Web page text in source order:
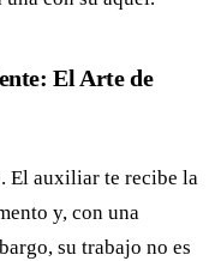
El Arte de
El auxiliar te recibe la
y, con una
su trabajo no es